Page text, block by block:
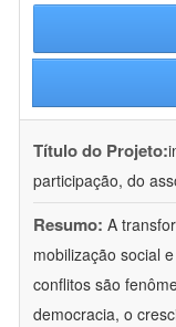
Título do Projeto:
participação, do
Resumo: A
mobilização social
conflitos são
democracia, o